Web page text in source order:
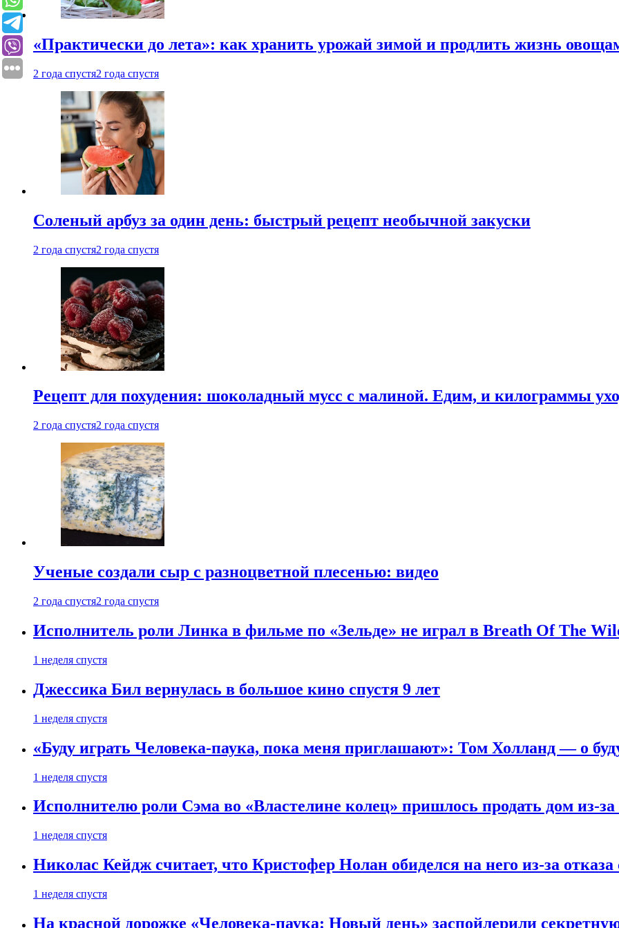
«Практически до лета»: как хранить урожай зимой и продлить жизнь
2 года спустя2 года спустя
Соленый арбуз за один день: быстрый рецепт необычной закуски
2 года спустя2 года спустя
Рецепт для похудения: шоколадный мусс с малиной. Едим, и килограммы
2 года спустя2 года спустя
Ученые создали сыр с разноцветной плесенью: видео
2 года спустя2 года спустя
Исполнитель роли Линка в фильме по «Зельде» не играл в Breath Of The
1 неделя спустя
Джессика Бил вернулась в большое кино спустя 9 лет
1 неделя спустя
«Буду играть Человека-паука, пока меня приглашают»: Том Холланд — о
1 неделя спустя
Исполнителю роли Сэма во «Властелине колец» пришлось продать дом из-за
1 неделя спустя
Николас Кейдж считает, что Кристофер Нолан обиделся на него из-за
1 неделя спустя
На красной дорожке «Человека-паука: Новый день» заспойлерили